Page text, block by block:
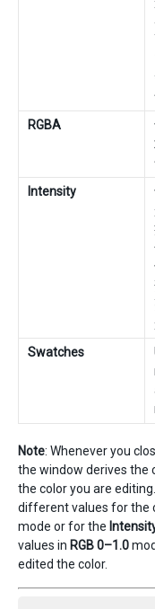
RGBA
Intensity
Swatches
Note: Whenever you
the window derives the
the color you are
different values for the
mode or for the
values in RGB 0–1.0
edited the color.